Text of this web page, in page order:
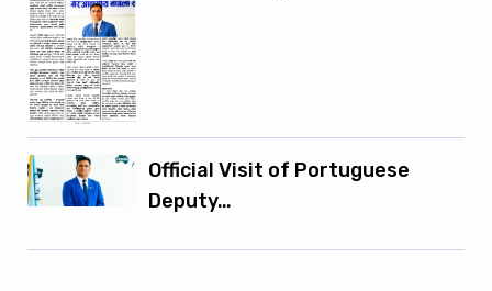
Official Visit of Portuguese
Deputy…